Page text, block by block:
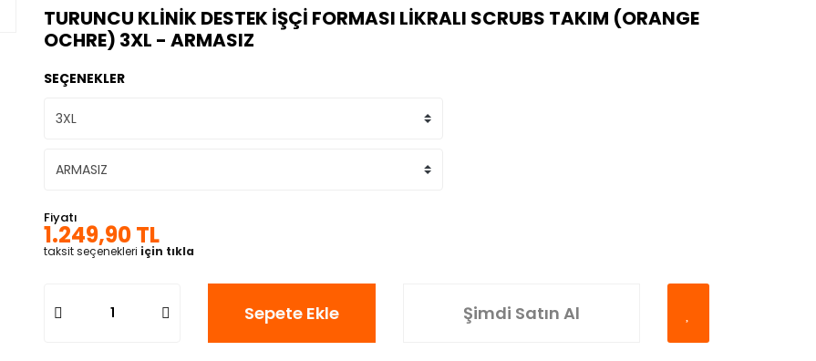
TURUNCU KLİNİK DESTEK İŞÇİ FORMASI LİKRALI SCRUBS TAKIM (ORANGE
OCHRE) 3XL - ARMASIZ
SEÇENEKLER
Fiyatı
1.249,90 TL
taksit seçenekleri için tıkla
Sepete Ekle Şimdi Satın Al